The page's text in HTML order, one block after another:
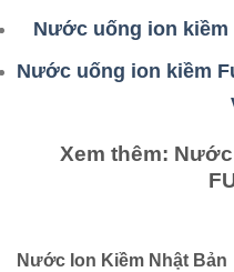
Nước uống ion kiềm
Nước uống ion kiềm
Xem thêm:
Nước Ion Kiềm Nhật Bản